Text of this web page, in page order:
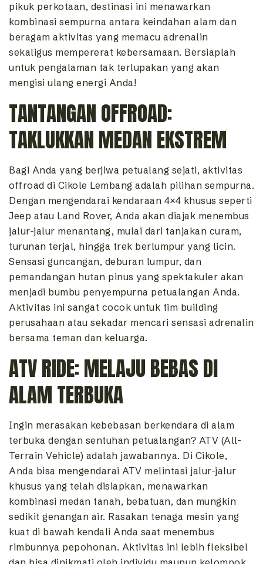
pikuk perkotaan, destinasi ini menawarkan
kombinasi sempurna antara keindahan alam dan
beragam aktivitas yang memacu adrenalin
sekaligus mempererat kebersamaan. Bersiaplah
untuk pengalaman tak terlupakan yang akan
mengisi ulang energi Anda!
TANTANGAN OFFROAD:
TAKLUKKAN MEDAN EKSTREM
Bagi Anda yang berjiwa petualang sejati, aktivitas
offroad di Cikole Lembang adalah pilihan sempurna.
Dengan mengendarai kendaraan 4×4 khusus seperti
Jeep atau Land Rover, Anda akan diajak menembus
jalur-jalur menantang, mulai dari tanjakan curam,
turunan terjal, hingga trek berlumpur yang licin.
Sensasi guncangan, deburan lumpur, dan
pemandangan hutan pinus yang spektakuler akan
menjadi bumbu penyempurna petualangan Anda.
Aktivitas ini sangat cocok untuk tim building
perusahaan atau sekadar mencari sensasi adrenalin
bersama teman dan keluarga.
ATV RIDE: MELAJU BEBAS DI
ALAM TERBUKA
Ingin merasakan kebebasan berkendara di alam
terbuka dengan sentuhan petualangan? ATV (All-
Terrain Vehicle) adalah jawabannya. Di Cikole,
Anda bisa mengendarai ATV melintasi jalur-jalur
khusus yang telah disiapkan, menawarkan
kombinasi medan tanah, bebatuan, dan mungkin
sedikit genangan air. Rasakan tenaga mesin yang
kuat di bawah kendali Anda saat menembus
rimbunnya pepohonan. Aktivitas ini lebih fleksibel